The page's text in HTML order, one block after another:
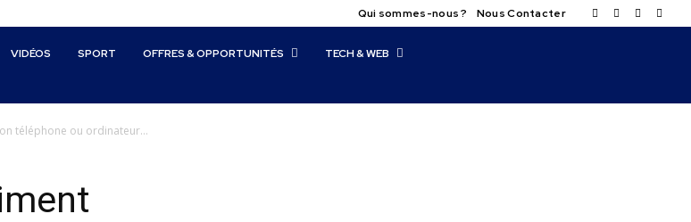
Qui sommes-nous ? Nous Contacter
VIDÉOS SPORT OFFRES & OPPORTUNITÉS TECH & WEB
téléphone ou ordinateur...